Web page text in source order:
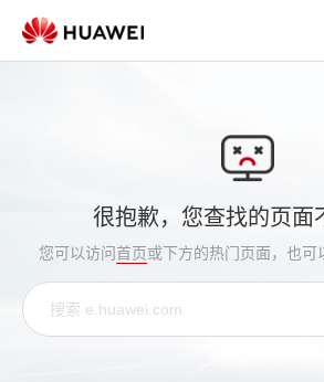
很抱歉，您查找的页面
您可以访问首页或下方的热门页面，也可